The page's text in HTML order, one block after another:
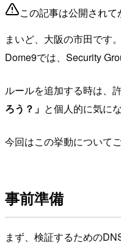
この記事は公開され
まいど、大阪の市田です。
Dome9では、Security
ルールを追加する時は、
ろう？」 と個人的に気に
今回はこの挙動について
事前準備
まず、検証するための